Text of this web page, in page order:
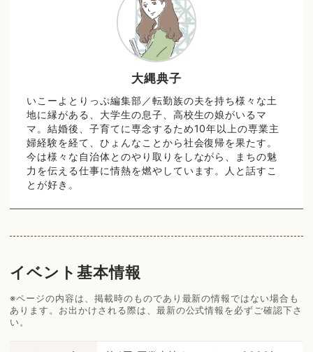
大縄典子
いこーよとりっぷ編集部／転勤族の夫を持ち様々な土
地に縁がある、大学生の息子、高校生の娘がいるマ
マ。結婚後、子育てに専念するため10年以上の専業主
婦経験を経て、ひょんなことから社会復帰を果たす。
今は様々な自治体とのやり取りをしながら、まちの魅
力を伝える仕事に情熱を燃やしています。人と話すこ
とが好き。
イベント基本情報
※ページの内容は、掲載時のものであり最新の情報ではない場合も
あります。お出かけされる際は、最新の公式情報を必ずご確認下さ
い。